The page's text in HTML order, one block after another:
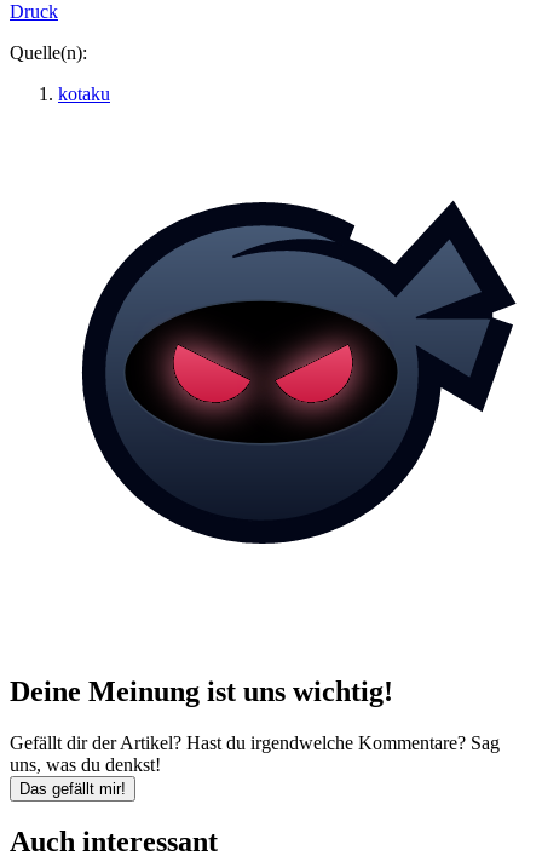
Druck
Quelle(n):
kotaku
Deine Meinung ist uns wichtig!
Gefällt dir der Artikel? Hast du irgendwelche Kommentare? Sag
uns, was du denkst!
Das gefällt mir!
Auch interessant